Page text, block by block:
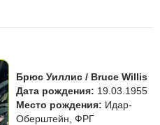
Брюс Уиллис / Bruce Willis
Дата рождения: 19.03.1955
Место рождения: Идар-
Оберштейн, ФРГ